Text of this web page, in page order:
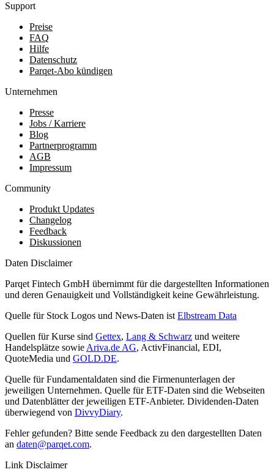
Support
Preise
FAQ
Hilfe
Datenschutz
Parqet-Abo kündigen
Unternehmen
Presse
Jobs / Karriere
Blog
Partnerprogramm
AGB
Impressum
Community
Produkt Updates
Changelog
Feedback
Diskussionen
Daten Disclaimer
Parqet Fintech GmbH übernimmt für die dargestellten Informationen
und deren Genauigkeit und Vollständigkeit keine Gewährleistung.
Quelle für Stock Logos und News-Daten ist Elbstream Data
Quellen für Kurse sind Gettex, Lang & Schwarz und weitere
Handelsplätze sowie Ariva.de AG, ActivFinancial, EDI,
QuoteMedia und GOLD.DE.
Quelle für Fundamentaldaten sind die Firmenunterlagen der
jeweiligen Unternehmen. Quelle für ETF-Daten sind die Webseiten
und Datenblätter der jeweiligen ETF-Anbieter. Dividenden-Daten
überwiegend von DivvyDiary.
Fehler gefunden? Bitte sende Feedback zu den dargestellten Daten
an daten@parqet.com.
Link Disclaimer